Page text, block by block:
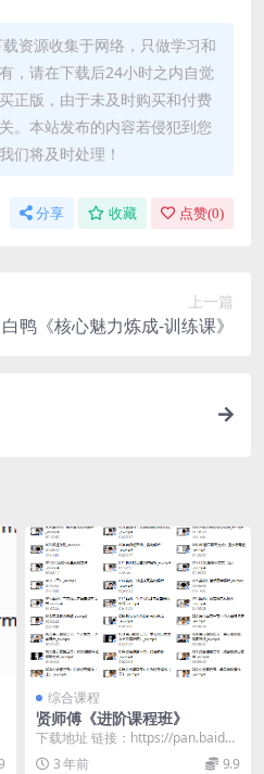
资源收集于网络，只做学习和
，请在下载后24小时之内自觉
正版，由于未及时购买和付费
。本站发布的内容若侵犯到您
们将及时处理！
分享 收藏 点赞(0)
上一篇
白鸭《核心魅力炼成-训练课》
综合课程
贤师傅《进阶课程班》
下载地址 链接：https://pan.baidu.
com/s/1J0l49wD...
3 年前 9.9